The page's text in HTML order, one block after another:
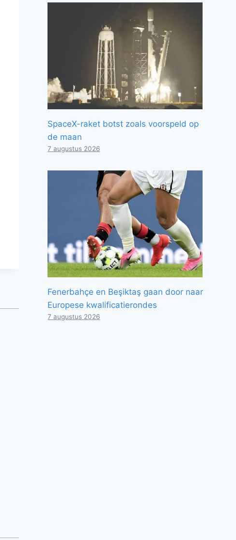
SpaceX-raket botst zoals voorspeld op
de maan
7 augustus 2026
Fenerbahçe en Beşiktaş gaan door naar
Europese kwalificatierondes
7 augustus 2026